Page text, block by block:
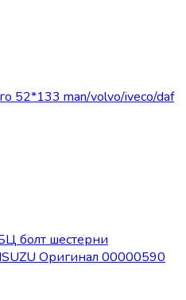
52*133 man/volvo/iveco/daf
болт шестерни
Оригинал 00000590